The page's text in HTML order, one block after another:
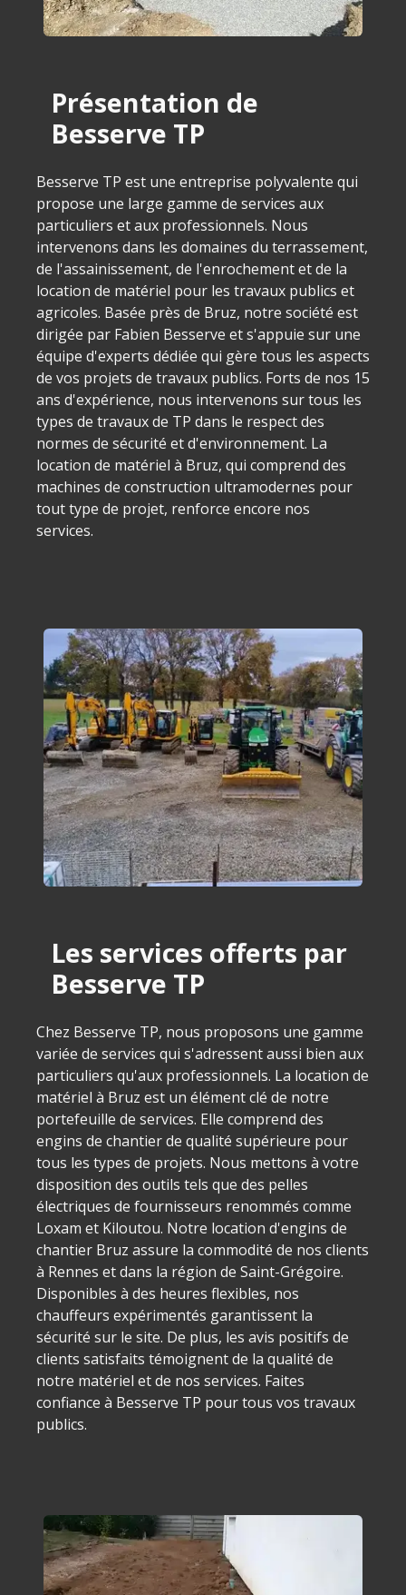
Présentation de
Besserve TP
Besserve TP est une entreprise polyvalente qui
propose une large gamme de services aux
particuliers et aux professionnels. Nous
intervenons dans les domaines du terrassement,
de l'assainissement, de l'enrochement et de la
location de matériel pour les travaux publics et
agricoles. Basée près de Bruz, notre société est
dirigée par Fabien Besserve et s'appuie sur une
équipe d'experts dédiée qui gère tous les aspects
de vos projets de travaux publics. Forts de nos 15
ans d'expérience, nous intervenons sur tous les
types de travaux de TP dans le respect des
normes de sécurité et d'environnement. La
location de matériel à Bruz, qui comprend des
machines de construction ultramodernes pour
tout type de projet, renforce encore nos
services.
Les services offerts par
Besserve TP
Chez Besserve TP, nous proposons une gamme
variée de services qui s'adressent aussi bien aux
particuliers qu'aux professionnels. La location de
matériel à Bruz est un élément clé de notre
portefeuille de services. Elle comprend des
engins de chantier de qualité supérieure pour
tous les types de projets. Nous mettons à votre
disposition des outils tels que des pelles
électriques de fournisseurs renommés comme
Loxam et Kiloutou. Notre location d'engins de
chantier Bruz assure la commodité de nos clients
à Rennes et dans la région de Saint-Grégoire.
Disponibles à des heures flexibles, nos
chauffeurs expérimentés garantissent la
sécurité sur le site. De plus, les avis positifs de
clients satisfaits témoignent de la qualité de
notre matériel et de nos services. Faites
confiance à Besserve TP pour tous vos travaux
publics.